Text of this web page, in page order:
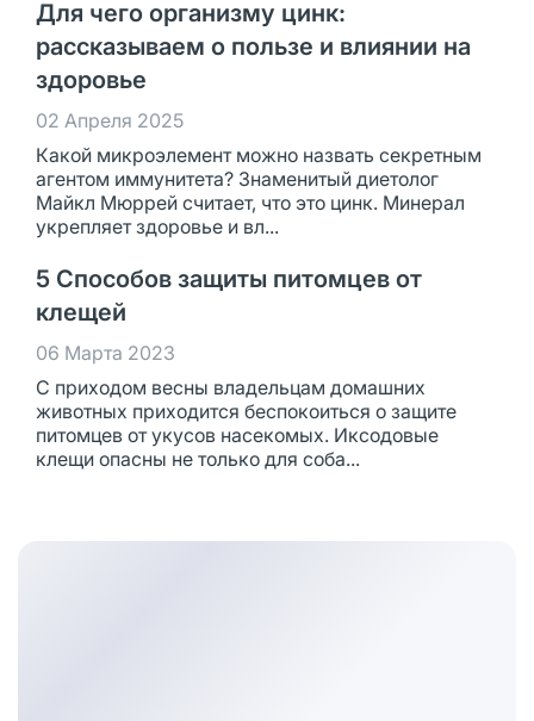
Для чего организму цинк:
рассказываем о пользе и влиянии на
здоровье
02 Апреля 2025
Какой микроэлемент можно назвать секретным
агентом иммунитета? Знаменитый диетолог
Майкл Мюррей считает, что это цинк. Минерал
укрепляет здоровье и вл...
5 Способов защиты питомцев от
клещей
06 Марта 2023
С приходом весны владельцам домашних
животных приходится беспокоиться о защите
питомцев от укусов насекомых. Иксодовые
клещи опасны не только для соба...